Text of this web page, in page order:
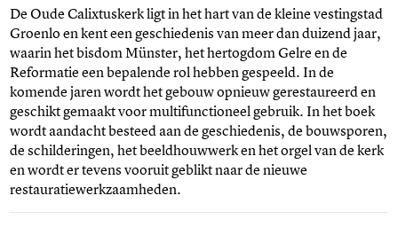
De Oude Calixtuskerk ligt in het hart van de kleine vestingstad
Groenlo en kent een geschiedenis van meer dan duizend jaar,
waarin het bisdom Münster, het hertogdom Gelre en de
Reformatie een bepalende rol hebben gespeeld. In de
komende jaren wordt het gebouw opnieuw gerestaureerd en
geschikt gemaakt voor multifunctioneel gebruik. In het boek
wordt aandacht besteed aan de geschiedenis, de bouwsporen,
de schilderingen, het beeldhouwwerk en het orgel van de kerk
en wordt er tevens vooruit geblikt naar de nieuwe
restauratiewerkzaamheden.